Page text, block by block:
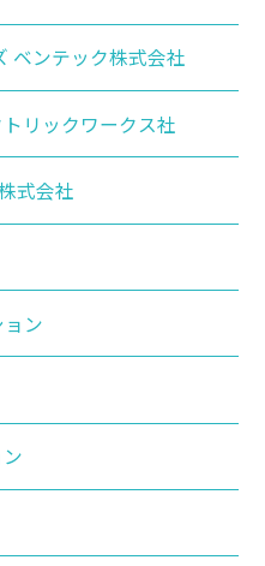
ベンテック株式会社
リックワークス社
式会社
ン